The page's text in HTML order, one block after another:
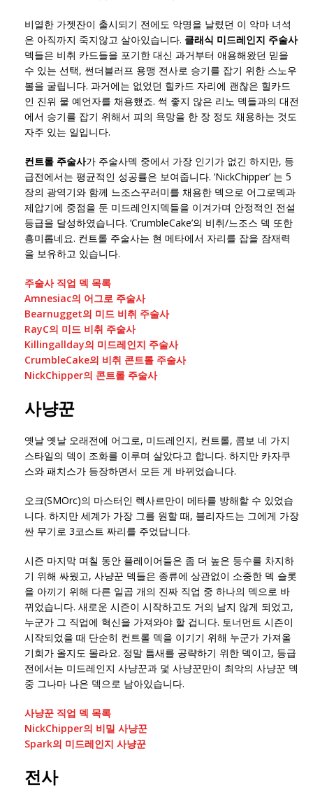
비열한 가젯잔이 출시되기 전에도 악명을 날렸던 이 악마 녀석
은 아직까지 죽지않고 살아있습니다. 클래식 미드레인지 주술사
덱들은 비취 카드들을 포기한 대신 과거부터 애용해왔던 믿을
수 있는 선택, 썬더블러프 용맹 전사로 승기를 잡기 위한 스노우
볼을 굴립니다. 과거에는 없었던 힐카드 자리에 괜찮은 힐카드
인 진위 물 예언자를 채용했죠. 썩 좋지 않은 리노 덱들과의 대전
에서 승기를 잡기 위해서 피의 욕망을 한 장 정도 채용하는 것도
자주 있는 일입니다.
컨트롤 주술사가 주술사덱 중에서 가장 인기가 없긴 하지만, 등
급전에서는 평균적인 성공률은 보여줍니다. ‘NickChipper’ 는 5
장의 광역기와 함께 느조스꾸러미를 채용한 덱으로 어그로덱과
제압기에 중점을 둔 미드레인지덱들을 이겨가며 안정적인 전설
등급을 달성하였습니다. ‘CrumbleCake’의 비취/느조스 덱 또한
흥미롭네요. 컨트롤 주술사는 현 메타에서 자리를 잡을 잠재력
을 보유하고 있습니다.
주술사 직업 덱 목록
Amnesiac의 어그로 주술사
Bearnugget의 미드 비취 주술사
RayC의 미드 비취 주술사
Killingallday의 미드레인지 주술사
CrumbleCake의 비취 콘트롤 주술사
NickChipper의 콘트롤 주술사
사냥꾼
옛날 옛날 오래전에 어그로, 미드레인지, 컨트롤, 콤보 네 가지
스타일의 덱이 조화를 이루며 살았다고 합니다. 하지만 카자쿠
스와 패치스가 등장하면서 모든 게 바뀌었습니다.
오크(SMOrc)의 마스터인 렉사르만이 메타를 방해할 수 있었습
니다. 하지만 세계가 가장 그를 원할 때, 블리자드는 그에게 가장
싼 무기로 3코스트 짜리를 주었답니다.
시즌 마지막 며칠 동안 플레이어들은 좀 더 높은 등수를 차지하
기 위해 싸웠고, 사냥꾼 덱들은 종류에 상관없이 소중한 덱 슬롯
을 아끼기 위해 다른 일곱 개의 진짜 직업 중 하나의 덱으로 바
뀌었습니다. 새로운 시즌이 시작하고도 거의 남지 않게 되었고,
누군가 그 직업에 혁신을 가져와야 할 겁니다. 토너먼트 시즌이
시작되었을 때 단순히 컨트롤 덱을 이기기 위해 누군가 가져올
기회가 올지도 몰라요. 정말 틈새를 공략하기 위한 덱이고, 등급
전에서는 미드레인지 사냥꾼과 덫 사냥꾼만이 최악의 사냥꾼 덱
중 그나마 나은 덱으로 남아있습니다.
사냥꾼 직업 덱 목록
NickChipper의 비밀 사냥꾼
Spark의 미드레인지 사냥꾼
전사